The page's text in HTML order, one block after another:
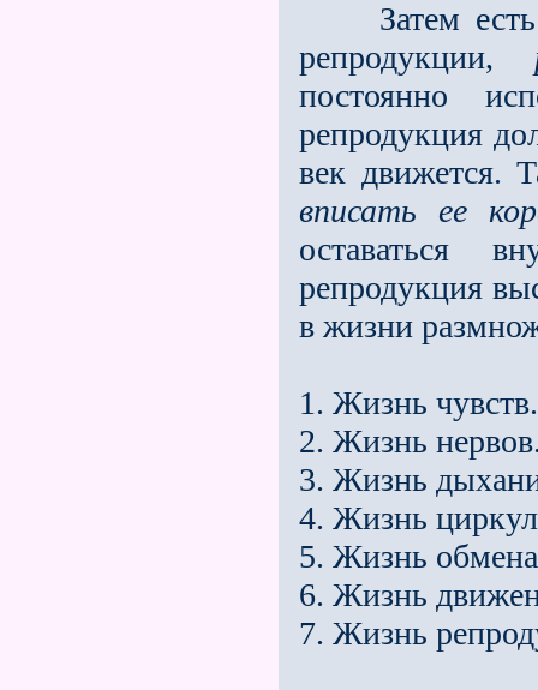
Затем есть
репродукции,
постоянно
репродукция
век движется.
вписать ее
оставаться
репродукция
в жизни
1. Жизнь чувств.
2. Жизнь
3. Жизнь
4. Жизнь
5. Жизнь
6. Жизнь
7. Жизнь